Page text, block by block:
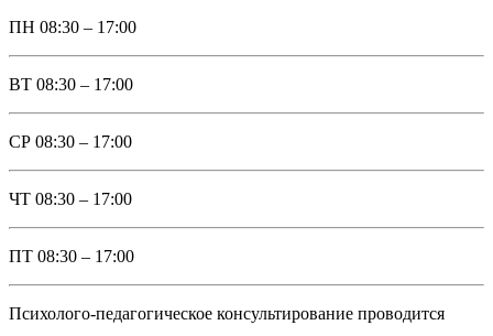
ПН 08:30 – 17:00
ВТ 08:30 – 17:00
СР 08:30 – 17:00
ЧТ 08:30 – 17:00
ПТ 08:30 – 17:00
Психолого-педагогическое консультирование проводится